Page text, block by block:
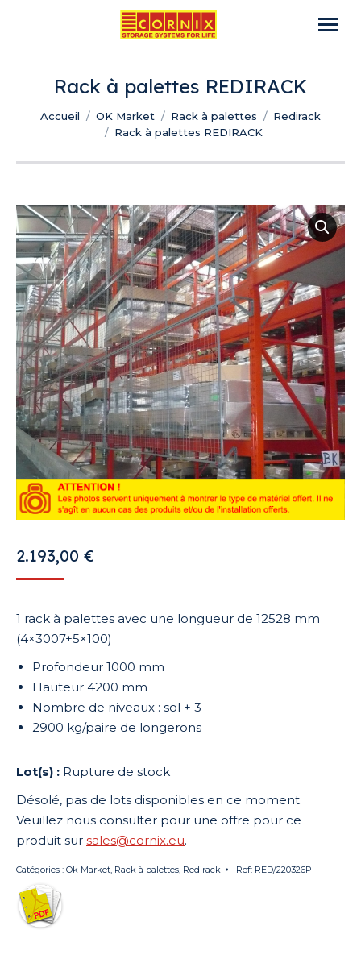
Rack à palettes REDIRACK
Vous êtes ici :
Accueil OK Market Rack à palettes
Redirack
Rack à palettes REDIRACK
2.193,00 €
1 rack à palettes avec une longueur de 12528 mm
(4×3007+5×100)
Profondeur 1000 mm
Hauteur 4200 mm
Nombre de niveaux : sol + 3
2900 kg/paire de longerons
Rupture de stock
Désolé, pas de lots disponibles en ce moment.
Veuillez nous consulter pour une offre pour ce
produit sur sales@cornix.eu.
Catégories : Ok Market, Rack à palettes, Redirack Ref: RED/220326P